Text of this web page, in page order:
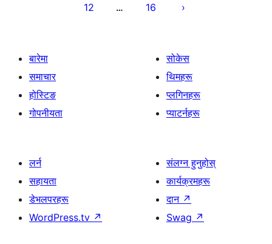
12 … 16
बारेमा
समाचार
होस्टिङ
गोपनीयता
सोकेस
थिमहरू
प्लगिनहरू
प्याटर्नहरू
लर्न
सहायता
डेभलपरहरू
WordPress.tv ↗
संलग्न हुनुहोस्
कार्यक्रमहरू
दान ↗
Swag ↗